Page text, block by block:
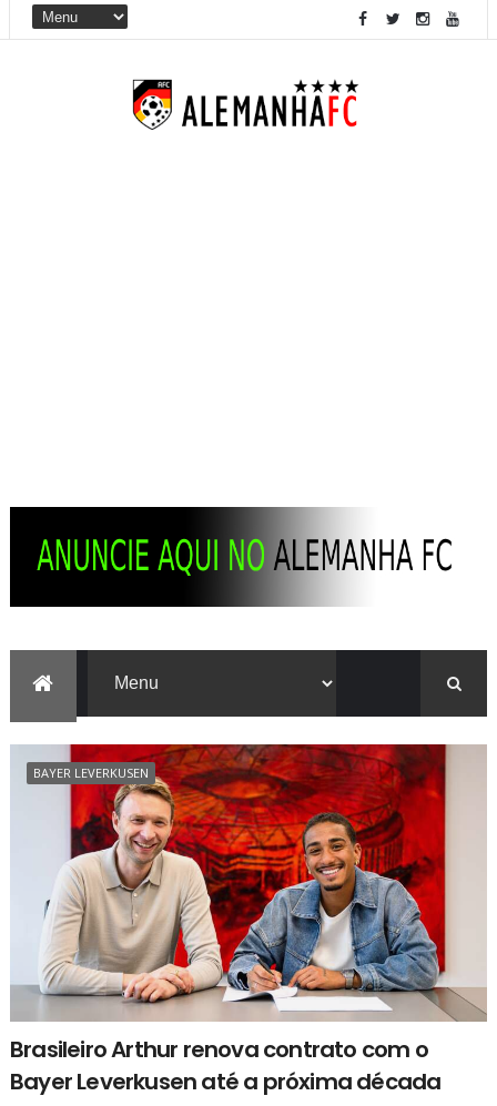
BAYER LEVERKUSEN
Brasileiro Arthur renova contrato com o
Bayer Leverkusen até a próxima década